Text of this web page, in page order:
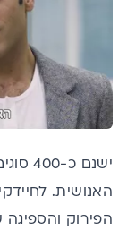
ישנם
האנושית.
הפירוק